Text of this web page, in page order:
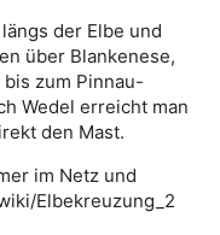
der Elbe und
über Blankenese,
zum Pinnau-
Wedel erreicht man
den Mast.
im Netz und
Elbekreuzung_2